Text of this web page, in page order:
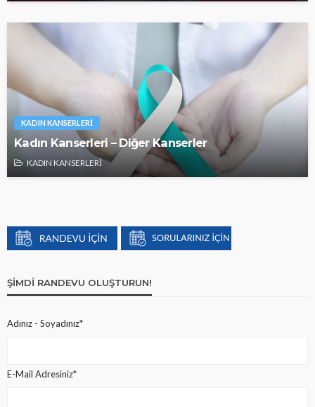
KADIN KANSERLERİ
Kadın Kanserleri – Diğer Kanserler
KADIN KANSERLERİ
ŞIMDI RANDEVU OLUŞTURUN!
Adınız - Soyadınız*
E-Mail Adresiniz*